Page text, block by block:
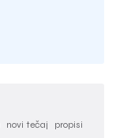
novi tečaj
propisi